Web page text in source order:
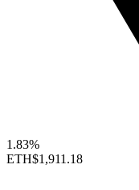
1.83%
ETH$1,911.18